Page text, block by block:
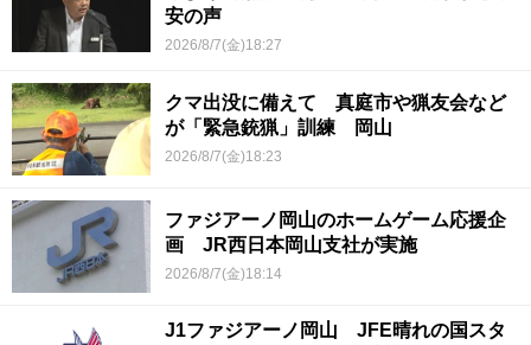
安の声
2026/8/7(金)18:27
クマ出没に備えて 真庭市や猟友会など
が「緊急銃猟」訓練 岡山
2026/8/7(金)18:23
ファジアーノ岡山のホームゲーム応援企
画 JR西日本岡山支社が実施
2026/8/7(金)18:14
J1ファジアーノ岡山 JFE晴れの国スタ